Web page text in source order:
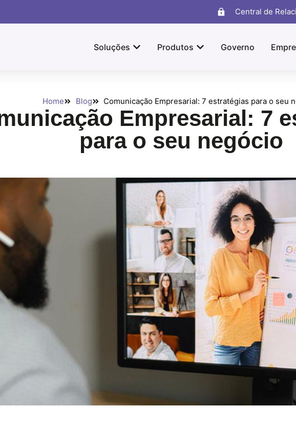
Central de
Soluções Produtos Governo
Home Blog Comunicação Empresarial: 7 estratégias para o seu
Empresarial: 7
para o seu negócio